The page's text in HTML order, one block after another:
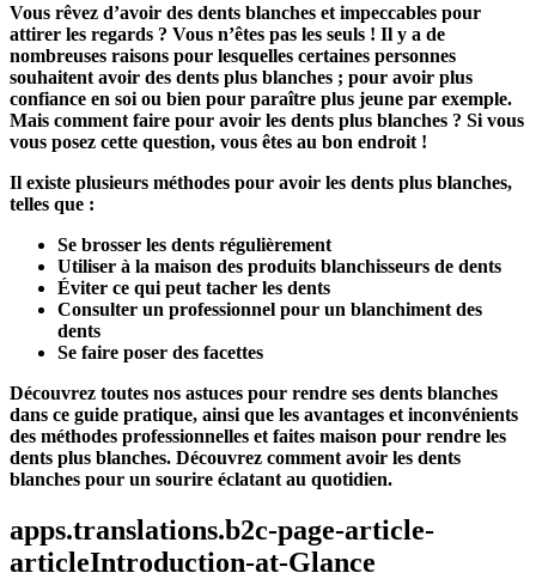
Vous rêvez d’avoir des dents blanches et impeccables pour
attirer les regards ? Vous n’êtes pas les seuls ! Il y a de
nombreuses raisons pour lesquelles certaines personnes
souhaitent avoir des dents plus blanches ; pour avoir plus
confiance en soi ou bien pour paraître plus jeune par exemple.
Mais comment faire pour avoir les dents plus blanches ? Si vous
vous posez cette question, vous êtes au bon endroit !
Il existe plusieurs méthodes pour avoir les dents plus blanches,
telles que :
Se brosser les dents régulièrement
Utiliser à la maison des produits blanchisseurs de dents
Éviter ce qui peut tacher les dents
Consulter un professionnel pour un blanchiment des
dents
Se faire poser des facettes
Découvrez toutes nos astuces pour rendre ses dents blanches
dans ce guide pratique, ainsi que les avantages et inconvénients
des méthodes professionnelles et faites maison pour rendre les
dents plus blanches. Découvrez comment avoir les dents
blanches pour un sourire éclatant au quotidien.
apps.translations.b2c-page-article-
articleIntroduction-at-Glance